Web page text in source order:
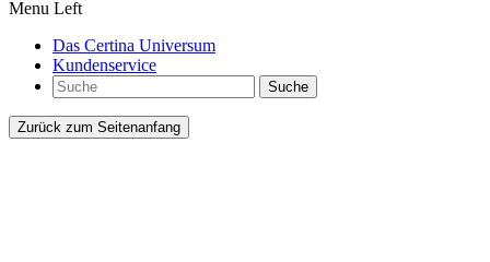
Menu Left
Das Certina Universum
Kundenservice
Suche
Zurück zum Seitenanfang